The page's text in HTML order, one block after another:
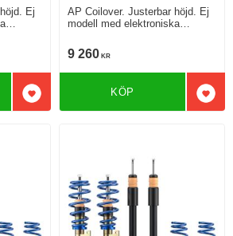
Ej
Lägg till i favoriter
AP Coilover. Justerbar höjd. Ej
modell med elektroniska
9 260 KR
KÖP